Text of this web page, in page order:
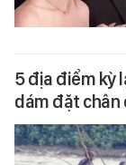
5 địa điểm kỳ
dám đặt chân